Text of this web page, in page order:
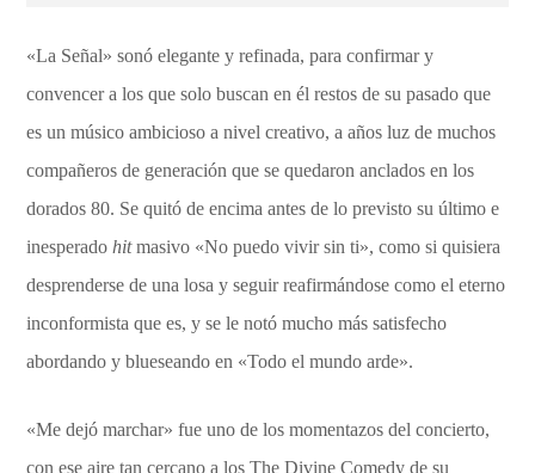
«La Señal» sonó elegante y refinada, para confirmar y
convencer a los que solo buscan en él restos de su pasado que
es un músico ambicioso a nivel creativo, a años luz de muchos
compañeros de generación que se quedaron anclados en los
dorados 80. Se quitó de encima antes de lo previsto su último e
inesperadohitmasivo «No puedo vivir sin ti», como si quisiera
desprenderse de una losa y seguir reafirmándose como el eterno
inconformista que es, y se le notó mucho más satisfecho
abordando y blueseando en «Todo el mundo arde».
«Me dejó marchar» fue uno de los momentazos del concierto,
con ese aire tan cercano a los The Divine Comedy de su